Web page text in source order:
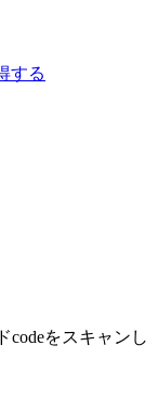
する
codeをスキャンし